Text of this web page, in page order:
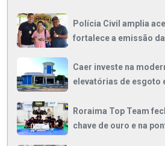
Polícia Civil amplia
fortalece a emissão
Caer investe na
elevatórias de esgoto
Roraima Top Team
chave de ouro e na